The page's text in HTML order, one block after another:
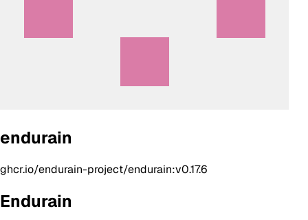
endurain
ghcr.io/endurain-project/endurain:v0.17.6
Endurain